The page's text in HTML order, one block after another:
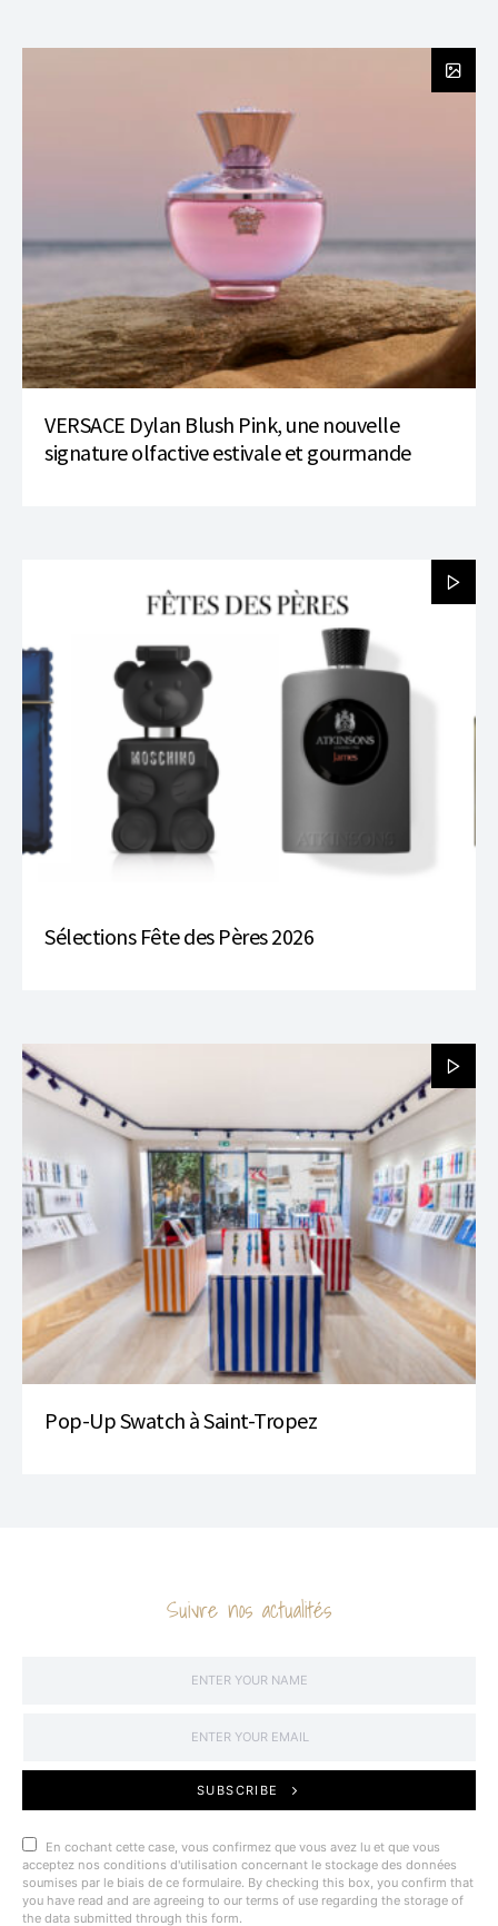
VERSACE Dylan Blush Pink, une nouvelle
signature olfactive estivale et gourmande
Sélections Fête des Pères 2026
Pop-Up Swatch à Saint-Tropez
Suivre nos actualités
SUBSCRIBE
En cochant cette case, vous confirmez que vous avez lu et que vous
acceptez nos conditions d'utilisation concernant le stockage des données
soumises par le biais de ce formulaire. By checking this box, you confirm that
you have read and are agreeing to our terms of use regarding the storage of
the data submitted through this form.